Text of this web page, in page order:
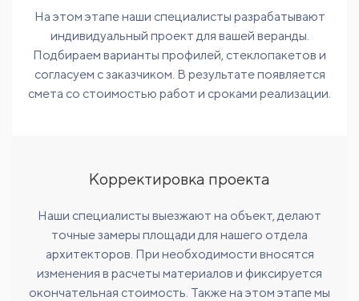
На этом этапе наши специалисты разрабатывают
индивидуальный проект для вашей веранды.
Подбираем варианты профилей, стеклопакетов и
согласуем с заказчиком. В результате появляется
смета со стоимостью работ и сроками реализации.
Корректировка проекта
Наши специалисты выезжают на объект, делают
точные замеры площади для нашего отдела
архитекторов. При необходимости вносятся
изменения в расчеты материалов и фиксируется
окончательная стоимость. Также на этом этапе мы